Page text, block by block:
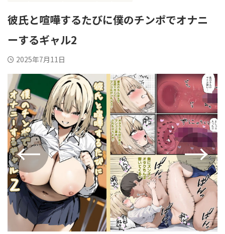
彼氏と喧嘩するたびに僕のチンポでオナニ
ーするギャル2
2025年7月11日